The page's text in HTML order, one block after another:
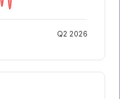
Q2 2026